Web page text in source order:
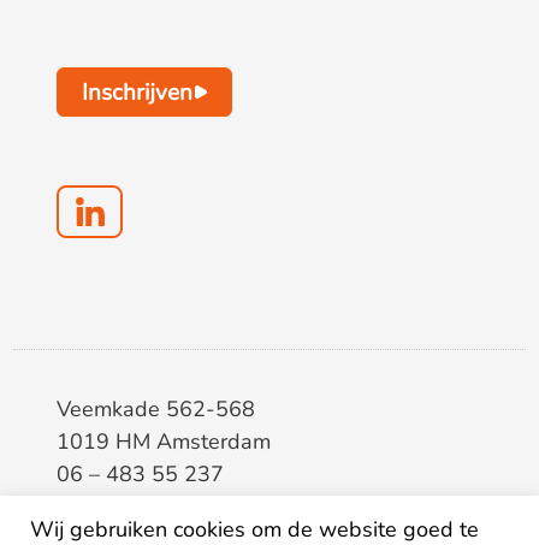
Inschrijven
Veemkade 562-568
1019 HM Amsterdam
06 – 483 55 237
Wij gebruiken cookies om de website goed te